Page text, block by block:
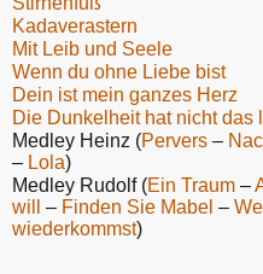
Kadaverastern
Mit Leib und Seele
Wenn du ohne Liebe bist
Dein ist mein ganzes Herz
Die Dunkelheit hat nicht das
Medley Heinz (Pervers –
– Lola)
Medley Rudolf (Ein Traum –
will
– Finden Sie Mabel –
wiederkommst)